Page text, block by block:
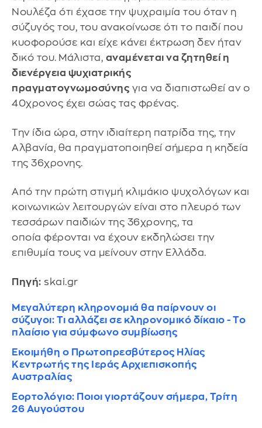
Νουλέζα ότι έχασε την ψυχραιμία του όταν η
σύζυγός του, του ανακοίνωσε ότι το παιδί που
κυοφορούσε και είχε κάνει έκτρωση δεν ήταν
δικό του. Μάλιστα, αναμένεται να ζητηθεί η
διενέργεια ψυχιατρικής
πραγματογνωμοσύνης για να διαπιστωθεί αν ο
40χρονος έχει σώας τας φρένας.
Την ίδια ώρα, στην ιδιαίτερη πατρίδα της, την
Αλβανία, θα πραγματοποιηθεί σήμερα η κηδεία
της 36χρονης.
Από την πρώτη στιγμή κλιμάκιο ψυχολόγων και
κοινωνικών λειτουργών είναι στο πλευρό των
τεσσάρων παιδιών της 36χρονης, τα
οποία φέρονται να έχουν εκδηλώσει την
επιθυμία τους να μείνουν στην Ελλάδα.
Πηγή: skai.gr
Μεγαλύτερη κληρονομιά θα παίρνουν οι
σύζυγοι: Τι αλλάζει σε κληρονομικό δίκαιο - Το
πλαίσιο για σύμφωνο συμβίωσης
Εκοιμήθη ο Πρωτοπρεσβύτερος Ηλίας
Κεντρωτής της Ιεράς Αρχιεπισκοπής
Αυστραλίας
Εορτολόγιο: Ποιοι γιορτάζουν σήμερα, Τρίτη
26 Αυγούστου